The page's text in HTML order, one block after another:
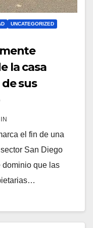
UNCATEGORIZED
la casa
sus
el fin de una
San Diego
dominio que las